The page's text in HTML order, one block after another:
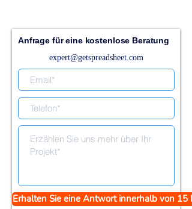
Anfrage für eine kostenlose Beratung
expert@getspreadsheet.com
Erhalten Sie eine Antwort innerhalb von 15